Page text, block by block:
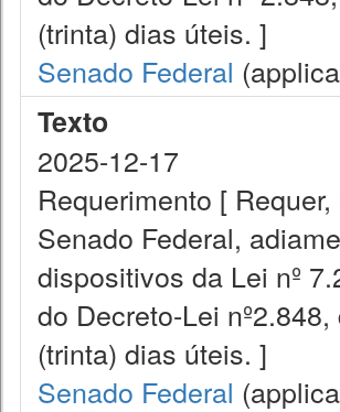
(trinta) dias úteis. ]
Senado Federal
Texto
2025-12-17
Requerimento [
Senado Federal,
dispositivos da Lei nº
do Decreto-Lei
(trinta) dias úteis. ]
Senado Federal